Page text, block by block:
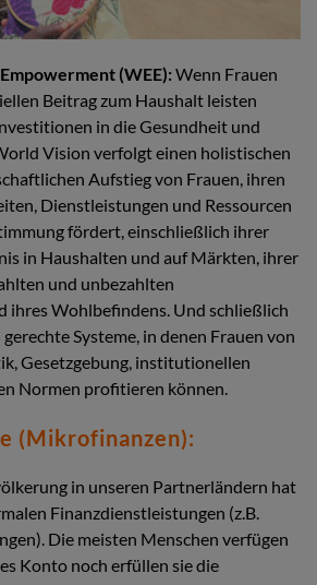
(WEE): Wenn Frauen
Beitrag zum Haushalt leisten
in die Gesundheit und
Vision verfolgt einen holistischen
Aufstieg von Frauen, ihren
Dienstleistungen und Ressourcen
fördert, einschließlich ihrer
in Haushalten und auf Märkten, ihrer
und unbezahlten
ihres Wohlbefindens. Und schließlich
Systeme, in denen Frauen von
Gesetzgebung, institutionellen
Normen profitieren können.
(Mikrofinanzen):
in unseren Partnerländern hat
Finanzdienstleistungen (z.B.
Die meisten Menschen verfügen
Konto noch erfüllen sie die